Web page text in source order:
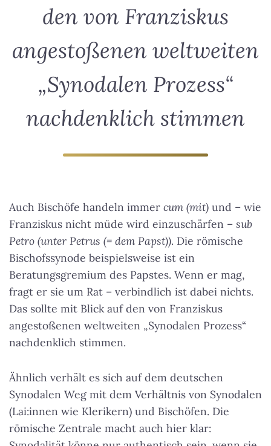
den von Franziskus
angestoßenen weltweiten
„Synodalen Prozess“
nachdenklich stimmen
Auch Bischöfe handeln immer cum (mit) und – wie
Franziskus nicht müde wird einzuschärfen – sub
Petro (unter Petrus (= dem Papst)). Die römische
Bischofssynode beispielsweise ist ein
Beratungsgremium des Papstes. Wenn er mag,
fragt er sie um Rat – verbindlich ist dabei nichts.
Das sollte mit Blick auf den von Franziskus
angestoßenen weltweiten „Synodalen Prozess“
nachdenklich stimmen.
Ähnlich verhält es sich auf dem deutschen
Synodalen Weg mit dem Verhältnis von Synodalen
(Lai:innen wie Klerikern) und Bischöfen. Die
römische Zentrale macht auch hier klar: